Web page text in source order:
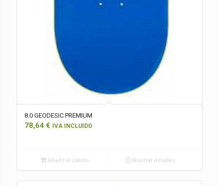
8.0 GEODESIC PREMIUM
78,64 € IVA INCLUIDO
Añadir al carrito Mostrar detalles